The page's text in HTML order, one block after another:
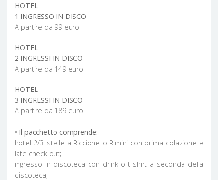
HOTEL
1 INGRESSO IN DISCO
A partire da 99 euro
HOTEL
2 INGRESSI IN DISCO
A partire da 149 euro
HOTEL
3 INGRESSI IN DISCO
A partire da 189 euro
• Il pacchetto comprende:
hotel 2/3 stelle a Riccione o Rimini con prima colazione e
late check out;
ingresso in discoteca con drink o t-shirt a seconda della
discoteca;